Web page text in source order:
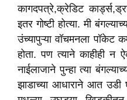
कागदपत्रे,क्रेडिट
इतर गोष्टी होत्या. मी
उंच्यापुऱ्या वॉचमनला पॉकेट
होता. पण त्याने काहीही
नाईलाजाने पुन्हा त्या
झाडाच्या आधाराने आत